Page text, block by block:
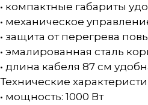
• компактные габариты
• механическое
• защита от перегрева
• эмалированная сталь
• длина кабеля 87 см
Технические
• мощность: 1000 Вт